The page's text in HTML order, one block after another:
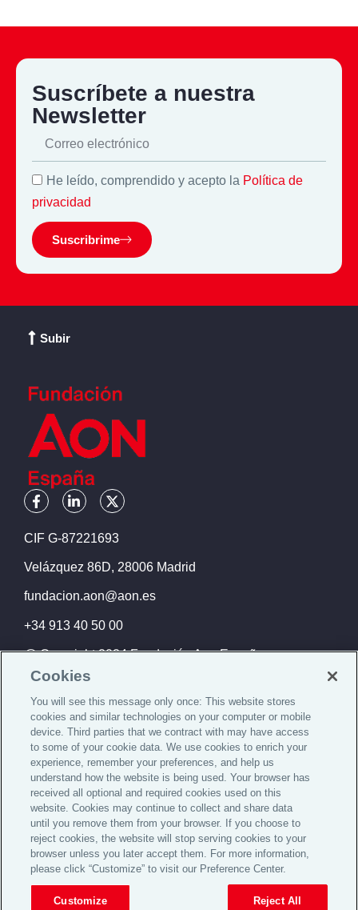
Suscríbete a nuestra
Newsletter
He leído, comprendido y acepto la Política de
privacidad
Suscribrime
Subir
CIF G-87221693
Velázquez 86D, 28006 Madrid
fundacion.aon@aon.es
+34 913 40 50 00
@ Copyright 2024 Fundación Aon España
La Fundación
Nuestros fines
Actualidad
Contacto
Registro de Fundaciones del Ministerio de Sanidad,Servicios
Cookies
You will see this message only once: This website stores
cookies and similar technologies on your computer or mobile
device. Third parties that we contract with may have access
to some of your cookie data. We use cookies to enrich your
experience, remember your preferences, and help us
understand how the website is being used. Your browser has
received all optional and required cookies used on this
website. Cookies may continue to collect and share data
until you remove them from your browser. If you choose to
reject cookies, the website will stop serving cookies to your
browser unless you later accept them. For more information,
please click “Customize” to visit our Preference Center.
Customize Reject All